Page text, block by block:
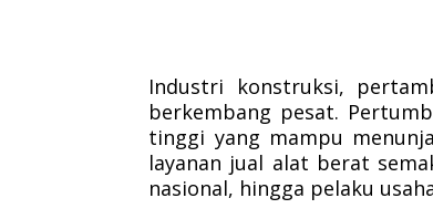
Industri konstruksi,
berkembang pesat.
tinggi yang mampu
layanan jual alat berat
nasional, hingga pelaku